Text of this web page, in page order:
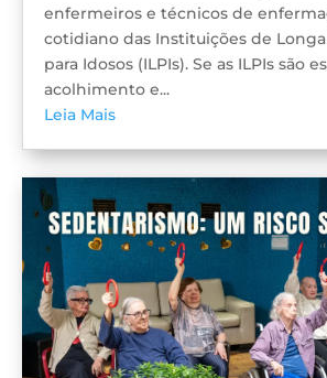
enfermeiros e técnicos de
cotidiano das Instituições de
para Idosos (ILPIs). Se as ILPIs são
acolhimento e...
Leia Mais